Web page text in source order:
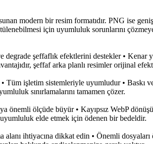
modern bir resim formatıdır. PNG ise
için uyumluluk sorunlarını
degrade şeffaflık efektlerini destekler •
şeffaf arka planlı resimler orijinal
Tüm işletim sistemleriyle uyumludur • Baskı
sınırlamalarını tamamen çözer.
ölçüde büyür • Kayıpsız WebP
elde etmek için ödenen bir bedeldir.
ihtiyacına dikkat edin • Önemli